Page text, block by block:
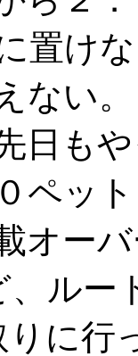
置け
ない。
日も
ペッ
オー
ルー
りに行